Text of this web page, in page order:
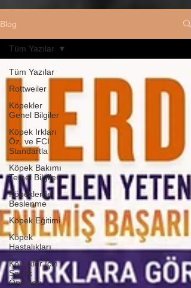
Blog
Tüm Yazılar
Rottweiler
Köpekler
Genel Bilgiler
Köpek Irkları
Öz. ve FCI
Standartla
Köpek Bakımı
Temel Bilgiler
Köpeklerde
Beslenme
Köpek Eğitimi
Köpek
Hastalıkları
Köpekler İçin
Sağlık
Önerileri
Tüm Yazılar